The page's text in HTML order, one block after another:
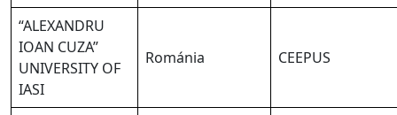
“ALEXANDRU
IOAN CUZA”
UNIVERSITY OF
IASI
Románia CEEPUS